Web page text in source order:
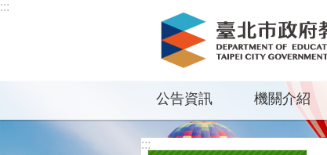
跳到主要內容區塊
:::
公告資訊 機關介紹
:::